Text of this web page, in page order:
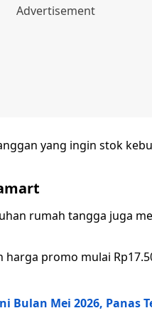
yang ingin stok
rumah tangga juga
harga promo mulai
Bulan Mei 2026, Panas